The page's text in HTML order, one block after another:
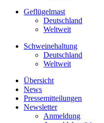
Geflügelmast
Deutschland
Weltweit
Schweinehaltung
Deutschland
Weltweit
Übersicht
News
Pressemitteilungen
Newsletter
Anmeldung